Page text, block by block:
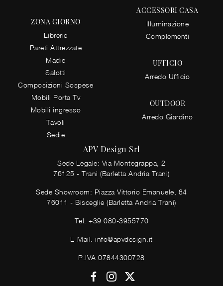
ZONA GIORNO
Librerie
Pareti Attrezzate
Madie
Salotti
Composizioni Sospese
Mobili Porta Tv
Mobili ingresso
Tavoli
Sedie
ACCESSORI CASA
Illuminazione
Complementi
UFFICIO
Arredo Ufficio
OUTDOOR
Arredo Giardino
APV Design Srl
Sede Legale: Via Montegrappa, 2
76125 - Trani (Barletta Andria Trani)
Sede Showroom: Piazza Vittorio Emanuele, 84
76011 - Bisceglie (Barletta Andria Trani)
Tel. +39 080-3955770
E-Mail.info@apvdesign.it
P.IVA 07844300728